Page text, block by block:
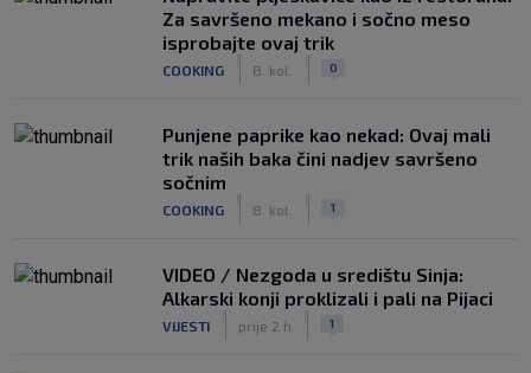
Za savršeno mekano i sočno meso
isprobajte ovaj trik
COOKING 8. kol. 0
Punjene paprike kao nekad: Ovaj mali
trik naših baka čini nadjev savršeno
sočnim
COOKING 8. kol. 1
VIDEO / Nezgoda u središtu Sinja:
Alkarski konji proklizali i pali na Pijaci
VIJESTI prije 2 h 1